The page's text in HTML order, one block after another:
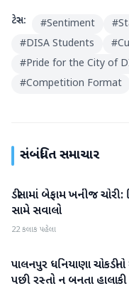
ટેગ્સ: #Sentiment #
#DISA Students #
#Pride for the City of
#Competition Format
સંબંધિત સમાચાર
બનાસકાંઠા
ડીસામાં બેફામ ખનીજ ચોરી:
સામે સવાલો
22 કલાક પહેલા
બનાસકાંઠા
પાલનપુર ધનિયાણા
પછી રસ્તો ન બનતા હાલાકી